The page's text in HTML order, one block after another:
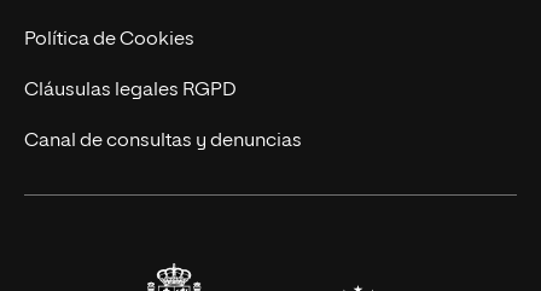
Cursos Universitarios
Actualidad
UNIR Revista
Eventos
Política de Cookies
Cláusulas legales RGPD
Canal de consultas y denuncias